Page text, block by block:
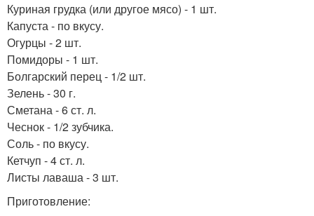
Куриная грудка (или другое мясо) - 1 шт.
Капуста - по вкусу.
Огурцы - 2 шт.
Помидоры - 1 шт.
Болгарский перец - 1/2 шт.
Зелень - 30 г.
Сметана - 6 ст. л.
Чеснок - 1/2 зубчика.
Соль - по вкусу.
Кетчуп - 4 ст. л.
Листы лаваша - 3 шт.
Приготовление: